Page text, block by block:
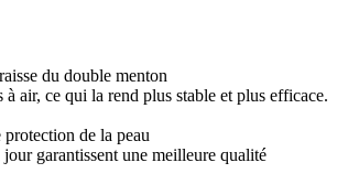
du double menton
air, ce qui la rend plus stable et plus efficace.
de la peau
garantissent une meilleure qualité